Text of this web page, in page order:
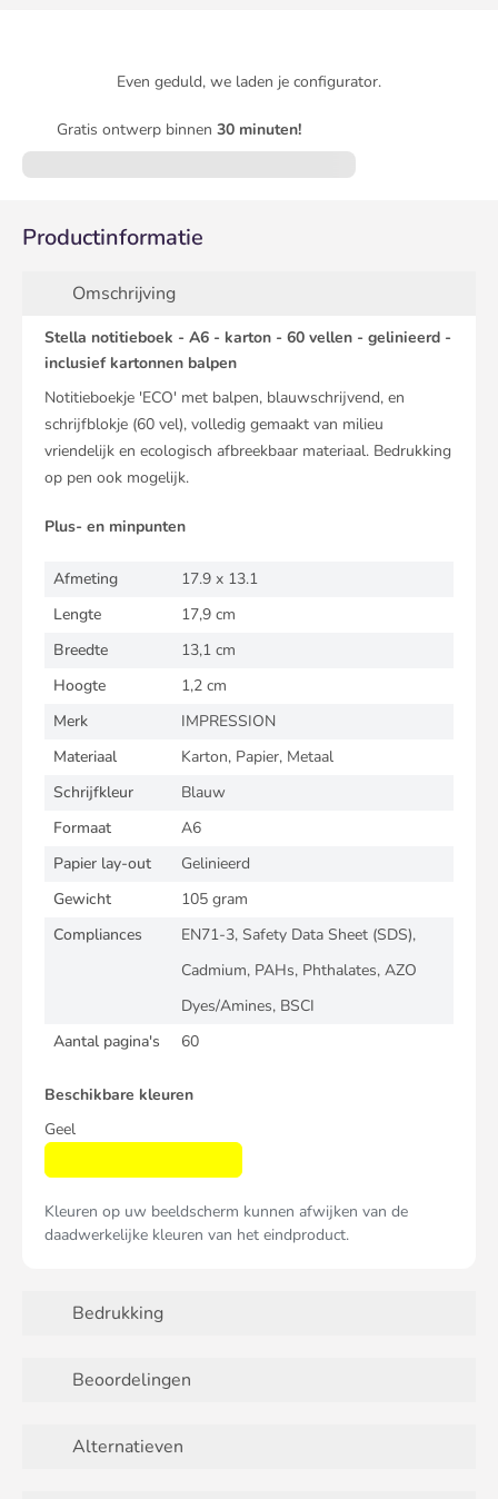
Even geduld, we laden je configurator.
Gratis ontwerp binnen 30 minuten!
Productinformatie
Omschrijving
Stella notitieboek - A6 - karton - 60 vellen - gelinieerd -
inclusief kartonnen balpen
Notitieboekje 'ECO' met balpen, blauwschrijvend, en
schrijfblokje (60 vel), volledig gemaakt van milieu
vriendelijk en ecologisch afbreekbaar materiaal. Bedrukking
op pen ook mogelijk.
Plus- en minpunten
Afmeting
17.9 x 13.1
Lengte
17,9 cm
Breedte
13,1 cm
Hoogte
1,2 cm
Merk
IMPRESSION
Materiaal
Karton, Papier, Metaal
Schrijfkleur
Blauw
Formaat
A6
Papier lay-out
Gelinieerd
Gewicht
105 gram
Compliances
EN71-3, Safety Data Sheet (SDS),
Cadmium, PAHs, Phthalates, AZO
Dyes/Amines, BSCI
Aantal pagina's
60
Beschikbare kleuren
Geel
Kleuren op uw beeldscherm kunnen afwijken van de
daadwerkelijke kleuren van het eindproduct.
Bedrukking
Beoordelingen
Alternatieven